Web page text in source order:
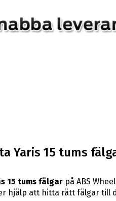
Yaris 15 tums
15 tums fälgarpå ABS
hjälp att hitta rätt fälgar till